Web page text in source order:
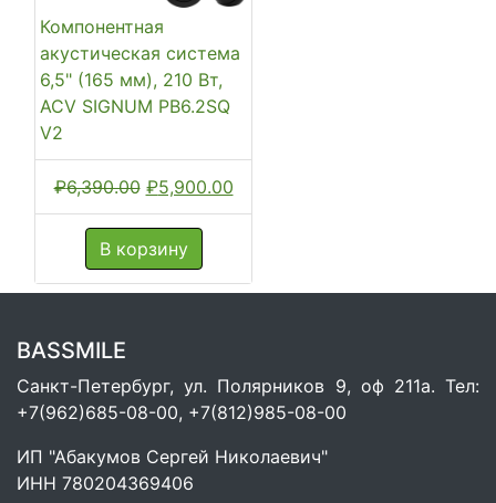
Компонентная
акустическая система
6,5" (165 мм), 210 Вт,
ACV SIGNUM PB6.2SQ
V2
₽6,390.00 Первоначальная
цена
составляла
₽6,390.00.
₽5,900.00Текущая
цена:
В корзину
BASSMILE
Санкт-Петербург, ул. Полярников 9, оф 211а. Тел:
+7(962)685-08-00, +7(812)985-08-00
ИП "Абакумов Сергей Николаевич"
ИНН 780204369406